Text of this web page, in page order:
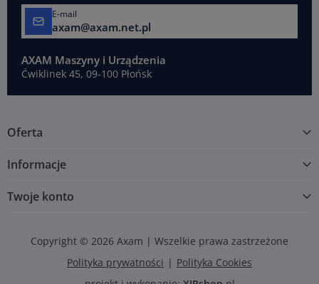
E-mail
axam@axam.net.pl
AXAM Maszyny i Urządzenia
Ćwiklinek 45, 09-100 Płońsk
Oferta
Informacje
Twoje konto
Copyright © 2026 Axam | Wszelkie prawa zastrzeżone
Polityka prywatności
Polityka Cookies